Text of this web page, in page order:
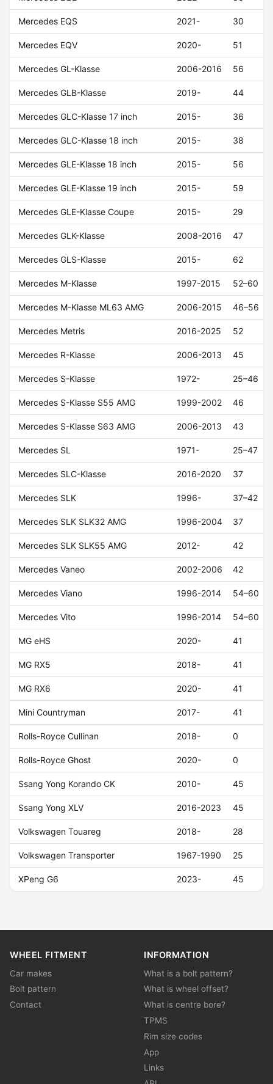
Mercedes EQS 2021- 30
Mercedes EQV 2020- 51
Mercedes GL-Klasse 2006-2016 56
Mercedes GLB-Klasse 2019- 44
Mercedes GLC-Klasse 17 inch 2015- 36
Mercedes GLC-Klasse 18 inch 2015- 38
Mercedes GLE-Klasse 18 inch 2015- 56
Mercedes GLE-Klasse 19 inch 2015- 59
Mercedes GLE-Klasse Coupe 2015- 29
Mercedes GLK-Klasse 2008-2016 47
Mercedes GLS-Klasse 2015- 62
Mercedes M-Klasse 1997-2015 52–60
Mercedes M-Klasse ML63 AMG 2006-2015 46–56
Mercedes Metris 2016-2025 52
Mercedes R-Klasse 2006-2013 45
Mercedes S-Klasse 1972- 25–46
Mercedes S-Klasse S55 AMG 1999-2002 46
Mercedes S-Klasse S63 AMG 2006-2013 43
Mercedes SL 1971- 25–47
Mercedes SLC-Klasse 2016-2020 37
Mercedes SLK 1996- 37–42
Mercedes SLK SLK32 AMG 1996-2004 37
Mercedes SLK SLK55 AMG 2012- 42
Mercedes Vaneo 2002-2006 42
Mercedes Viano 1996-2014 54–60
Mercedes Vito 1996-2014 54–60
MG eHS 2020- 41
MG RX5 2018- 41
MG RX6 2020- 41
Mini Countryman 2017- 41
Rolls-Royce Cullinan 2018- 0
Rolls-Royce Ghost 2020- 0
Ssang Yong Korando CK 2010- 45
Ssang Yong XLV 2016-2023 45
Volkswagen Touareg 2018- 28
Volkswagen Transporter 1967-1990 25
XPeng G6 2023- 45
WHEEL FITMENT
Car makes
Bolt pattern
Contact
INFORMATION
What is a bolt pattern?
What is wheel offset?
What is centre bore?
TPMS
Rim size codes
App
Links